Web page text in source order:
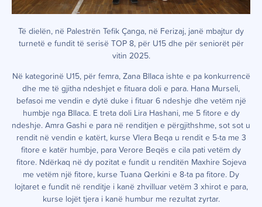
Të dielën, në Palestrën Tefik Çanga, në Ferizaj, janë mbajtur dy
turnetë e fundit të serisë TOP 8, për U15 dhe për seniorët për
vitin 2025.
Në kategorinë U15, për femra, Zana Bllaca ishte e pa konkurrencë
dhe me të gjitha ndeshjet e fituara doli e para. Hana Murseli,
befasoi me vendin e dytë duke i fituar 6 ndeshje dhe vetëm një
humbje nga Bllaca. E treta doli Lira Hashani, me 5 fitore e dy
ndeshje. Amra Gashi e para në renditjen e përgjithshme, sot sot u
rendit në vendin e katërt, kurse Vlera Beqa u rendit e 5-ta me 3
fitore e katër humbje, para Verore Beqës e cila pati vetëm dy
fitore. Ndërkaq në dy pozitat e fundit u renditën Maxhire Sojeva
me vetëm një fitore, kurse Tuana Qerkini e 8-ta pa fitore. Dy
lojtaret e fundit në renditje i kanë zhvilluar vetëm 3 xhirot e para,
kurse lojët tjera i kanë humbur me rezultat zyrtar.